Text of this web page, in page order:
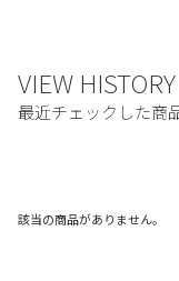
該当の商品がありません。